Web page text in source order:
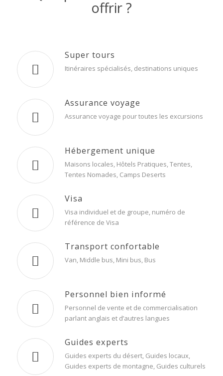
offrir ?
Super tours
Itinéraires spécialisés, destinations uniques
Assurance voyage
Assurance voyage pour toutes les excursions
Hébergement unique
Maisons locales, Hôtels Pratiques, Tentes,
Tentes Nomades, Camps Deserts
Visa
Visa individuel et de groupe, numéro de
référence de Visa
Transport confortable
Van, Middle bus, Mini bus, Bus
Personnel bien informé
Personnel de vente et de commercialisation
parlant anglais et d’autres langues
Guides experts
Guides experts du désert, Guides locaux,
Guides experts de montagne, Guides culturels